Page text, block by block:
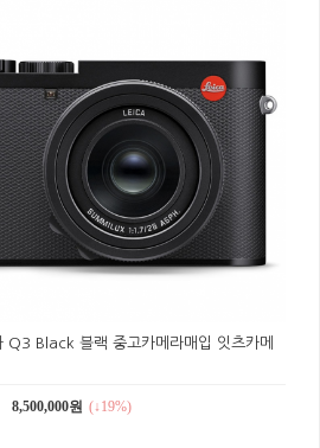
Q3 Black 블랙 중고카메라매입 잇츠카메
8,500,000원 (↓19%)